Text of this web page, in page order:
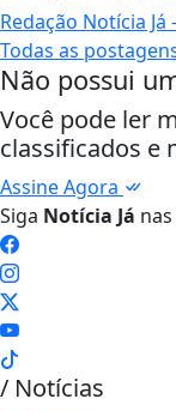
Redação Notícia Já
Todas as
Não possui
Você pode ler
classificados e
Assine Agora
Siga Notícia Já
/ Notícias